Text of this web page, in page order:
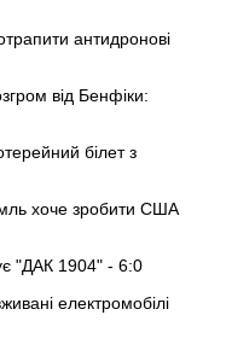
антидронові
від Бенфіки:
білет з
хоче зробити США
"ДАК 1904" - 6:0
електромобілі